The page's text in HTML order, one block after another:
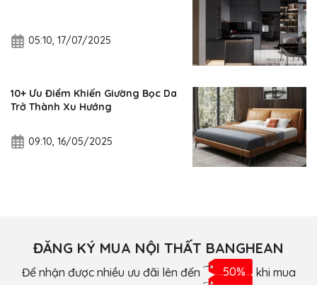
05:10, 17/07/2025
10+ Ưu Điểm Khiến Giường Bọc Da
Trở Thành Xu Hướng
09:10, 16/05/2025
ĐĂNG KÝ MUA NỘI THẤT BANGHEAN
Để nhận được nhiều ưu đãi lên đến 50% khi mua